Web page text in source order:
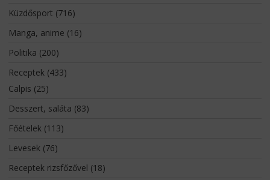
Küzdősport (716)
Manga, anime (16)
Politika (200)
Receptek(433)
Calpis (25)
Desszert, saláta (83)
Főételek(113)
Levesek(76)
Receptek rizsfőzővel (18)